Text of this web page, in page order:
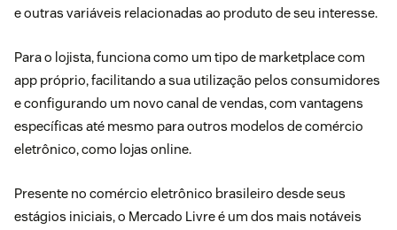
e outras variáveis relacionadas ao produto de seu interesse.
Para o lojista, funciona como um tipo de marketplace com
app próprio, facilitando a sua utilização pelos consumidores
e configurando um novo canal de vendas, com vantagens
específicas até mesmo para outros modelos de comércio
eletrônico, como lojas online.
Presente no comércio eletrônico brasileiro desde seus
estágios iniciais, o Mercado Livre é um dos mais notáveis